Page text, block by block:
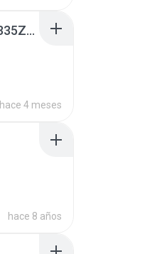
whatsapp backups -20260410T160335Z-3-001.zip
hace 4 meses
hace 8 años